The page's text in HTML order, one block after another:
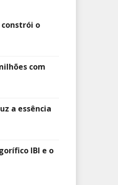
o
com
a essência
IBI e o